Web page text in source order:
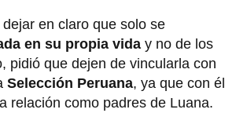
en claro que solo se
en su propia vida y no de los
pidió que dejen de vincularla con
Selección Peruana, ya que con él
relación como padres de Luana.